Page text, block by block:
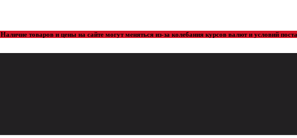
Наличие товаров и цены на сайте могут меняться из-за колебания курсов валют и условий